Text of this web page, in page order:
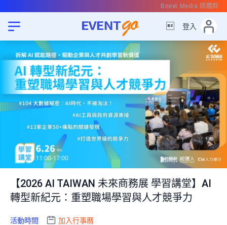
Bnext Media 媒體群
 登入
【2026 AI TAIWAN 未來商務展 學習講堂】AI
轉型新紀元：重塑職場學習與人才競爭力
活動時間
加入行事曆